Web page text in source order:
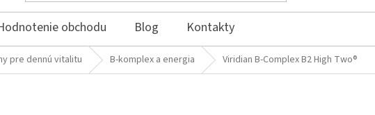
obchodu Blog Kontakty
pre dennú vitalitu B-komplex a energia Viridian B-Complex B2 High Two®